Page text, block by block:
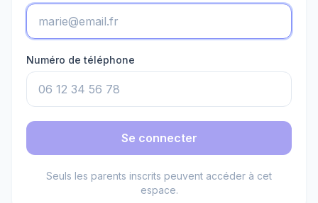
Numéro de téléphone
Se connecter
Seuls les parents inscrits peuvent accéder à cet
espace.